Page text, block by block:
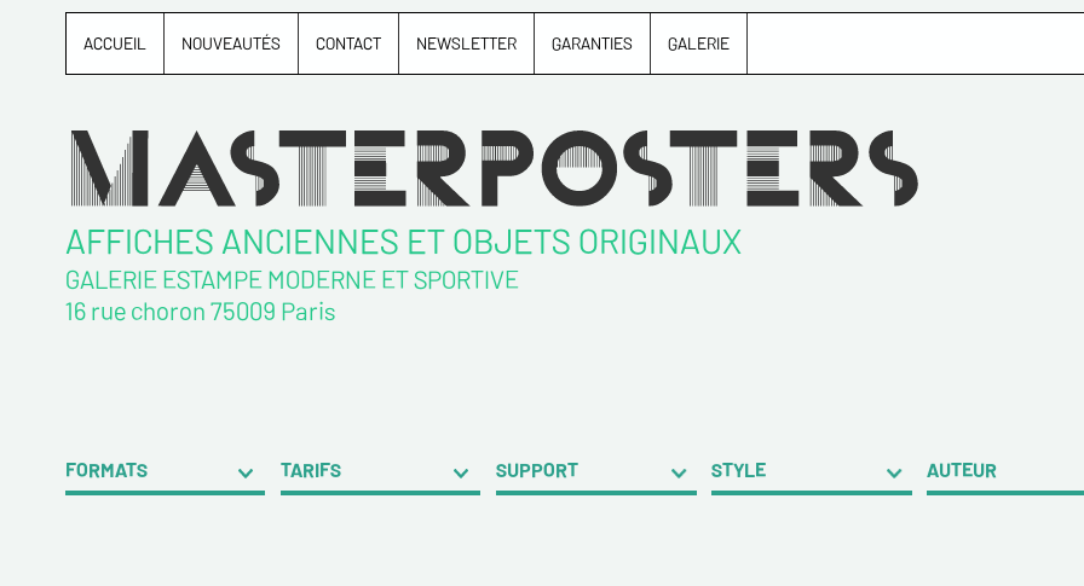
ACCUEIL NOUVEAUTÉS CONTACT NEWSLETTER GARANTIES GALERIE
AFFICHES ANCIENNES ET OBJETS ORIGINAUX
GALERIE ESTAMPE MODERNE ET SPORTIVE
16 rue choron 75009 Paris
FORMATS TARIFS SUPPORT STYLE AUTEUR